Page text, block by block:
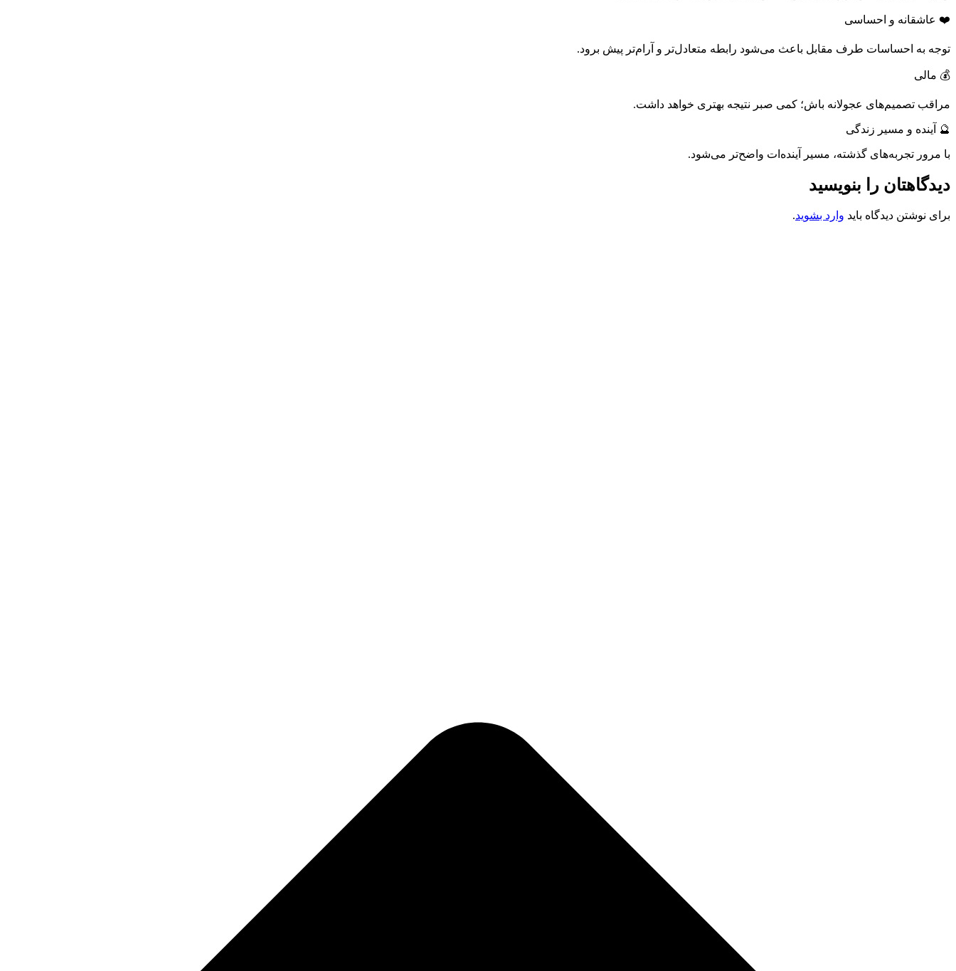
❤️ عاشقانه و احساسی
توجه به احساسات طرف مقابل باعث می‌شود رابطه متعادل‌تر و آرام‌تر پیش برود.
💰 مالی
مراقب تصمیم‌های عجولانه باش؛ کمی صبر نتیجه بهتری خواهد داشت.
🔮 آینده و مسیر زندگی
با مرور تجربه‌های گذشته، مسیر آینده‌ات واضح‌تر می‌شود.
دیدگاهتان را بنویسید
برای نوشتن دیدگاه باید وارد بشوید.